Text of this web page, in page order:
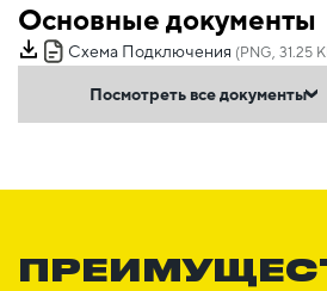
Основные документы
Схема Подключения (PNG, 31.25
Посмотреть все документы